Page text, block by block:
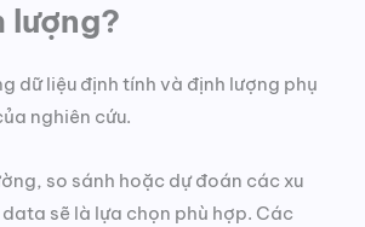
lượng?
dữ liệu định tính và định lượng phụ
nghiên cứu.
so sánh hoặc dự đoán các xu
sẽ là lựa chọn phù hợp. Các